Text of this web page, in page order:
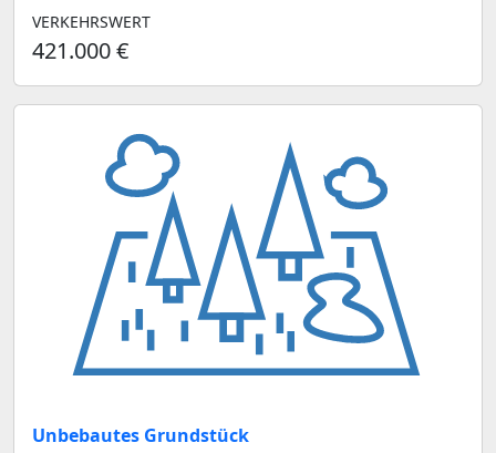
VERKEHRSWERT
421.000 €
Unbebautes Grundstück